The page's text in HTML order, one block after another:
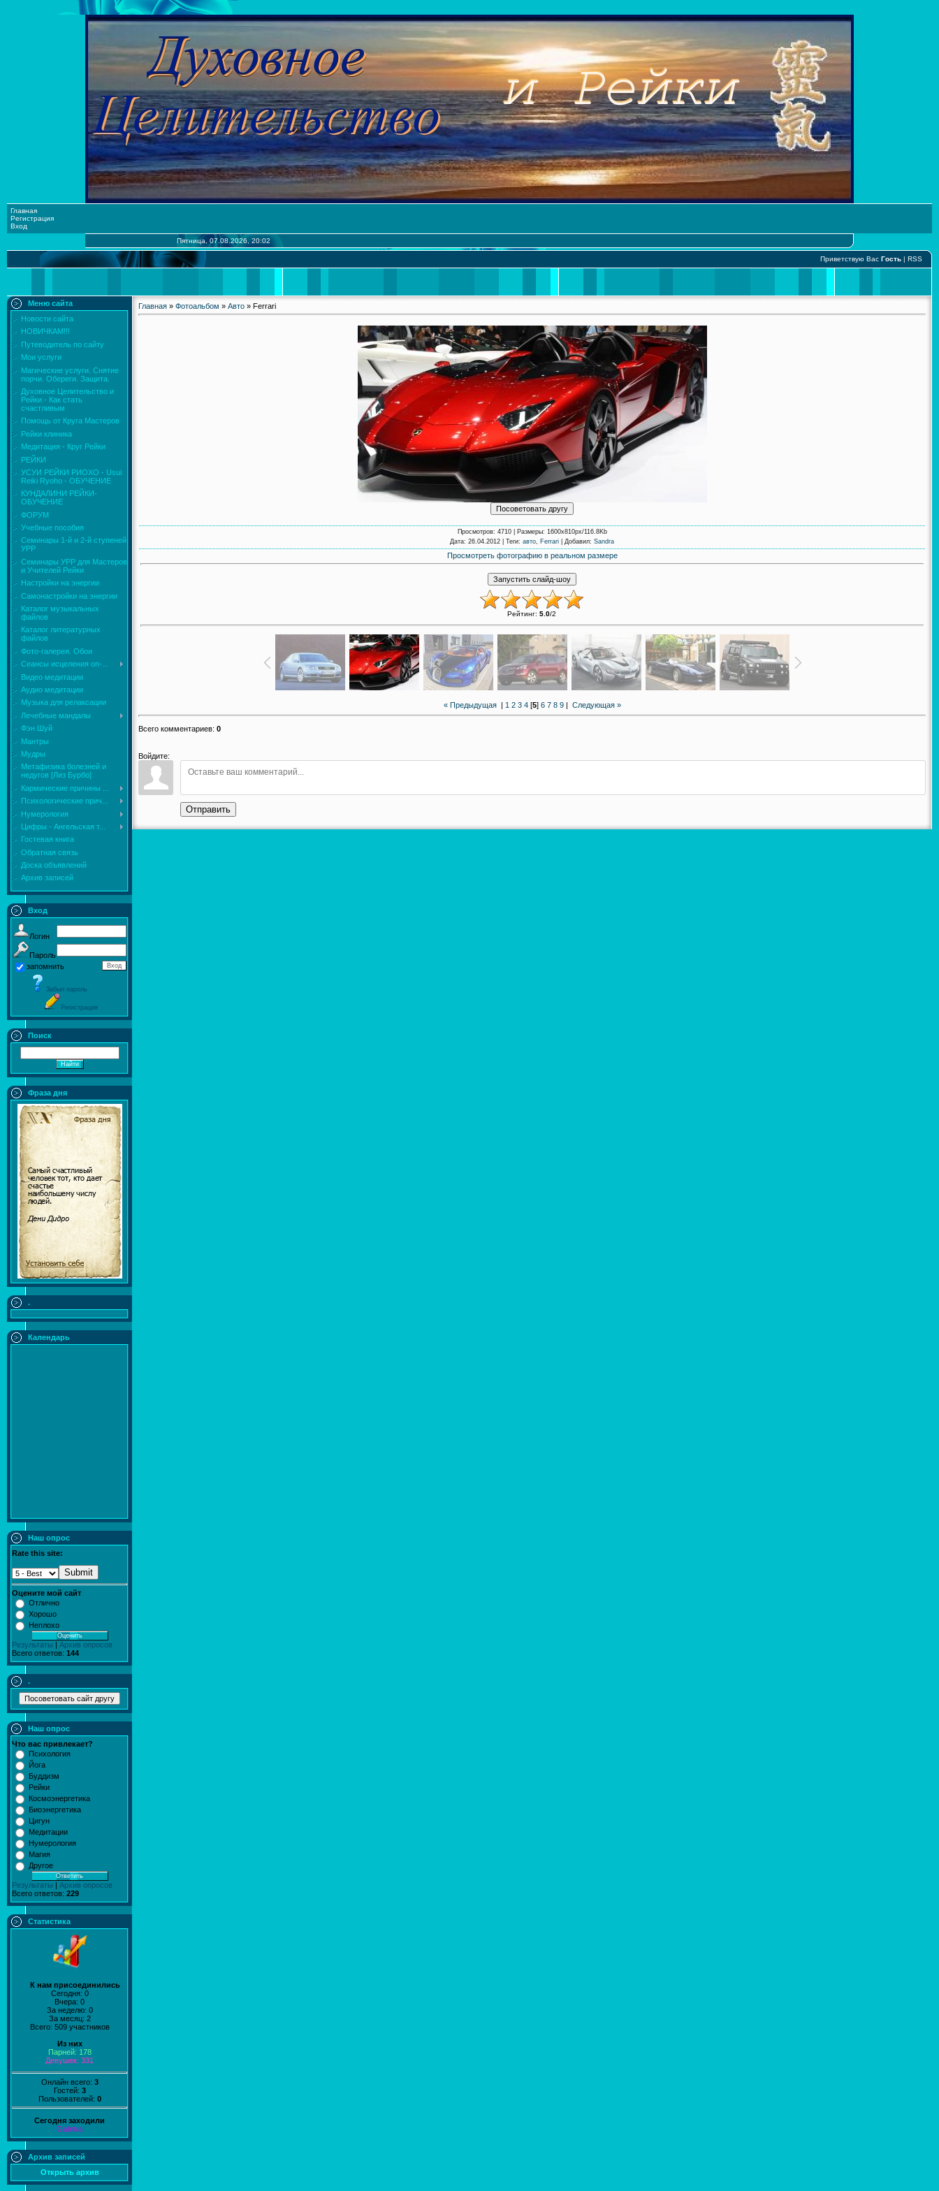
Главная
Регистрация
Вход
Пятница, 07.08.2026, 20:02
Приветствую Вас Гость | RSS
Меню сайта
Новости сайта
НОВИЧКАМ!!!
Путеводитель по сайту
Мои услуги
Магические услуги. Снятие
порчи. Обереги. Защита.
Духовное Целительство и
Рейки - Как стать
счастливым
Помощь от Круга Мастеров
Рейки клиника
Медитация - Круг Рейки
РЕЙКИ
УСУИ РЕЙКИ РИОХО - Usui
Reiki Ryoho - ОБУЧЕНИЕ
КУНДАЛИНИ РЕЙКИ-
ОБУЧЕНИЕ
ФОРУМ
Учебные пособия
Семинары 1-й и 2-й ступеней
УРР
Семинары УРР для Мастеров
и Учителей Рейки
Настройки на энергии
Самонастройки на энергии
Каталог музыкальных
файлов
Каталог литературных
файлов
Фото-галерея. Обои
Сеансы исцеления on-...
Видео медитации
Аудио медитации
Музыка для релаксации
Лечебные мандалы
Фэн Шуй
Мантры
Мудры
Mетафизика болезней и
недугов [Лиз Бурбо]
Кармические причины ...
Психологические прич...
Нумерология
Цифры - Ангельская т...
Гостевая книга
Обратная связь
Доска объявлений
Архив записей
Вход
Логин
Пароль
запомнить
Забыл пароль
Регистрация
Поиск
Фраза дня
.
Календарь
Наш опрос
Rate this site:
Submit
Оцените мой сайт
Отлично
Хорошо
Неплохо
Результаты
Архив опросов
Всего ответов: 144
.
Наш опрос
Что вас привлекает?
Психология
Йога
Буддизм
Рейки
Космоэнергетика
Биоэнергетика
Цигун
Медитации
Нумерология
Магия
Другое
Результаты | Архив опросов
Всего ответов: 229
Статистика
К нам присоединились
Сегодня: 0
Вчера: 0
За неделю: 0
За месяц: 2
Всего: 509 участников
Из них
Парней: 178
Девушек: 331
Онлайн всего: 3
Гостей: 3
Пользователей: 0
Сегодня заходили
Galinka
Архив записей
Открыть архив
Главная » Фотоальбом » Авто » Ferrari
Просмотров: 4710 | Размеры: 1600x810px/116.8Kb
Дата: 26.04.2012 | Теги: авто Ferrari Добавил: Sandra
Просмотреть фотографию в реальном размере
Рейтинг: 5.0/2
« Предыдущая| 1 2 3 4[5] 6 7 8 9| Следующая »
Всего комментариев: 0
Войдите:
Отправить